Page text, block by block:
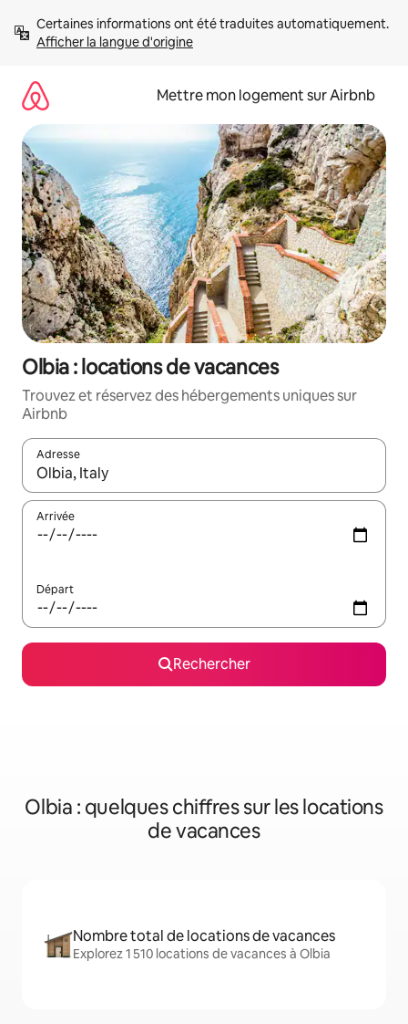
directement
Afficher la langue d'origine
Mettre mon logement sur Airbnb
Olbia : locations de vacances
Trouvez et réservez des hébergements uniques sur
Airbnb
Adresse
Lorsque les résultats s'affichent, utilisez les flèches vers le
Arrivée
Départ
Rechercher
Olbia : quelques chiffres sur les locations
de vacances
Nombre total de locations de vacances
Explorez 1 510 locations de vacances à Olbia